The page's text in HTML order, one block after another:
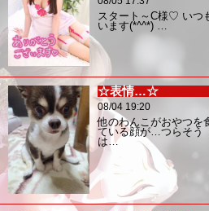
スタート～C様♡ いつ
います(*^^*) …
☆表情…☆
08/04 19:20
他のわんこがおやつを
ている顔が…つらそう
は…